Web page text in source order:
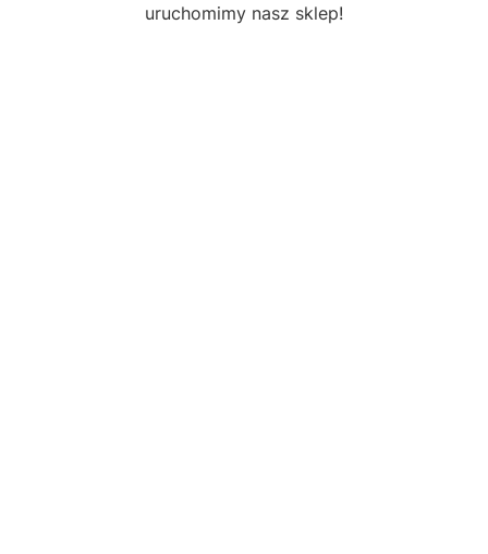
uruchomimy nasz sklep!